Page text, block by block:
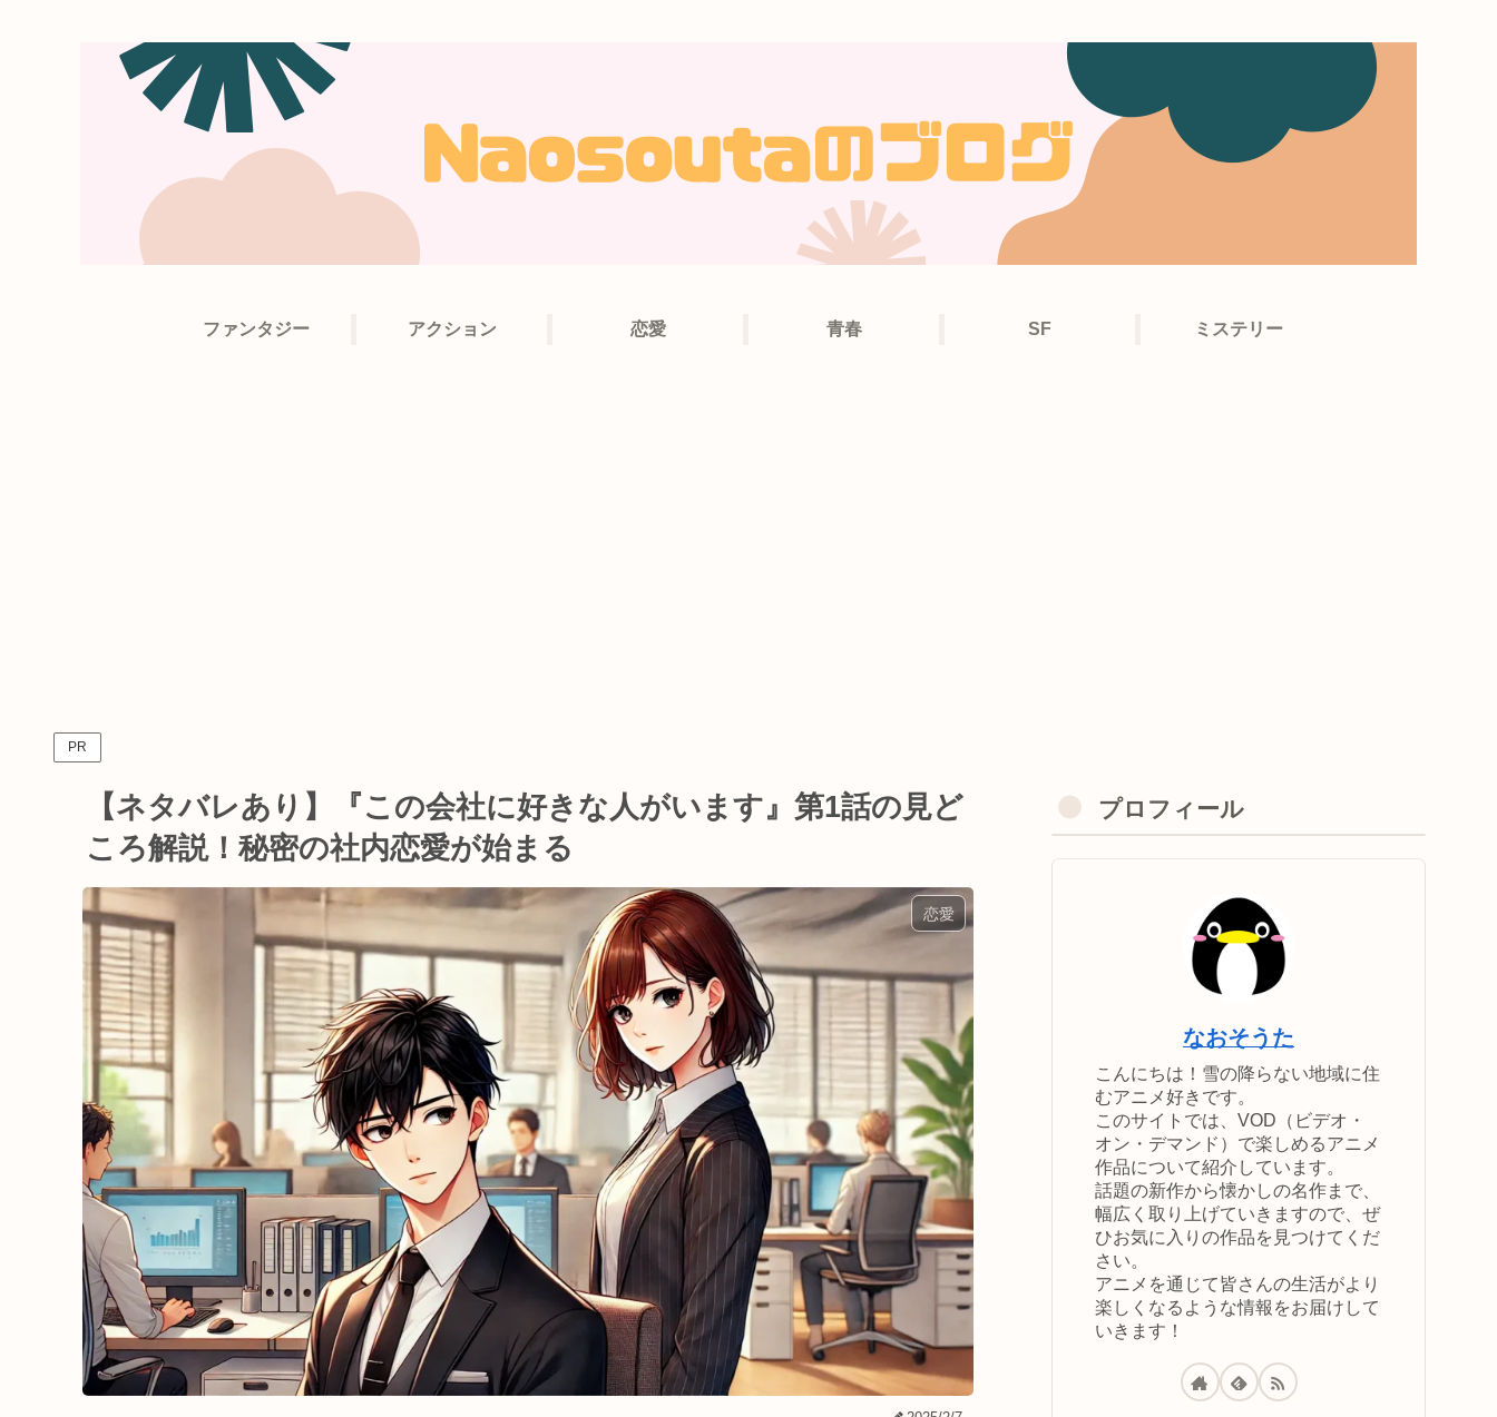
ファンタジー アクション 恋愛 青春 SF ミステリー
PR
【ネタバレあり】『この会社に好きな人がいます』第1話の見ど
ころ解説！秘密の社内恋愛が始まる
恋愛
プロフィール
なおそうた
こんにちは！雪の降らない地域に住
むアニメ好きです。
このサイトでは、VOD（ビデオ・
オン・デマンド）で楽しめるアニメ
作品について紹介しています。
話題の新作から懐かしの名作まで、
幅広く取り上げていきますので、ぜ
ひお気に入りの作品を見つけてくだ
さい。
アニメを通じて皆さんの生活がより
楽しくなるような情報をお届けして
いきます！